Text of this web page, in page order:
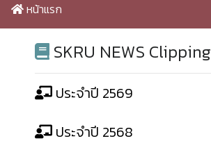
หน้าแรก
SKRU NEWS Clipping
ประจำปี 2569
ประจำปี 2568